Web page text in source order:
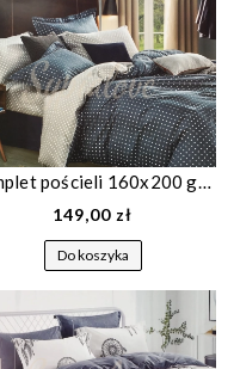
Komplet pościeli 160x200 granatowa dwustronna 1107
149,00 zł
Do koszyka